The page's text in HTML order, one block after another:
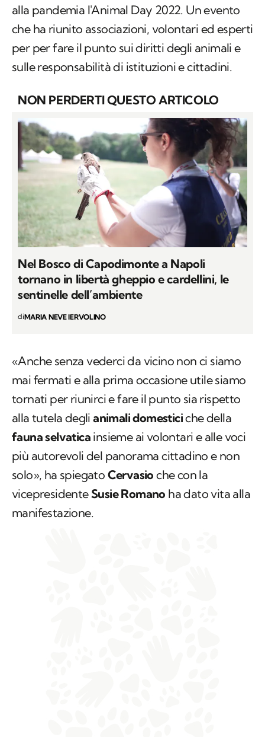
alla pandemia l'Animal Day 2022. Un evento
che ha riunito associazioni, volontari ed esperti
per per fare il punto sui diritti degli animali e
sulle responsabilità di istituzioni e cittadini.
NON PERDERTI QUESTO ARTICOLO
Nel Bosco di Capodimonte a Napoli
tornano in libertà gheppio e cardellini, le
sentinelle dell’ambiente
diMARIA NEVE IERVOLINO
«Anche senza vederci da vicino non ci siamo
mai fermati e alla prima occasione utile siamo
tornati per riunirci e fare il punto sia rispetto
alla tutela deglianimali domesticiche della
fauna selvatica insieme ai volontari e alle voci
più autorevoli del panorama cittadino e non
solo», ha spiegato Cervasio che con la
vicepresidenteSusie Romano ha dato vita alla
manifestazione.